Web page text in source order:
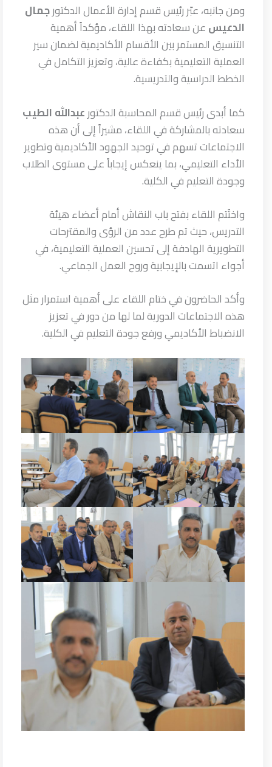
ومن جانبه، عبّر رئيس قسم إدارة الأعمال الدكتورجمال
الدعيسعن سعادته بهذا اللقاء، مؤكداً أهمية
التنسيق المستمر بين الأقسام الأكاديمية لضمان سير
العملية التعليمية بكفاءة عالية، وتعزيز التكامل في
الخطط الدراسية والتدريسية.
كما أبدى رئيس قسم المحاسبة الدكتورعبدالله الطيب
سعادته بالمشاركة في اللقاء، مشيراً إلى أن هذه
الاجتماعات تسهم في توحيد الجهود الأكاديمية وتطوير
الأداء التعليمي، بما ينعكس إيجاباً على مستوى الطلاب
وجودة التعليم في الكلية.
واختُتم اللقاء بفتح باب النقاش أمام أعضاء هيئة
التدريس، حيث تم طرح عدد من الرؤى والمقترحات
التطويرية الهادفة إلى تحسين العملية التعليمية، في
أجواء اتسمت بالإيجابية وروح العمل الجماعي.
وأكد الحاضرون في ختام اللقاء على أهمية استمرار مثل
هذه الاجتماعات الدورية لما لها من دور في تعزيز
الانضباط الأكاديمي ورفع جودة التعليم في الكلية.